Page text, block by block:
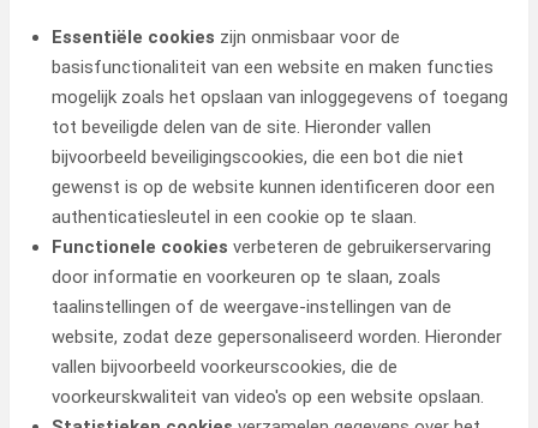
Essentiële cookies zijn onmisbaar voor de
basisfunctionaliteit van een website en maken functies
mogelijk zoals het opslaan van inloggegevens of toegang
tot beveiligde delen van de site. Hieronder vallen
bijvoorbeeld beveiligingscookies, die een bot die niet
gewenst is op de website kunnen identificeren door een
authenticatiesleutel in een cookie op te slaan.
Functionele cookies verbeteren de gebruikerservaring
door informatie en voorkeuren op te slaan, zoals
taalinstellingen of de weergave-instellingen van de
website, zodat deze gepersonaliseerd worden. Hieronder
vallen bijvoorbeeld voorkeurscookies, die de
voorkeurskwaliteit van video's op een website opslaan.